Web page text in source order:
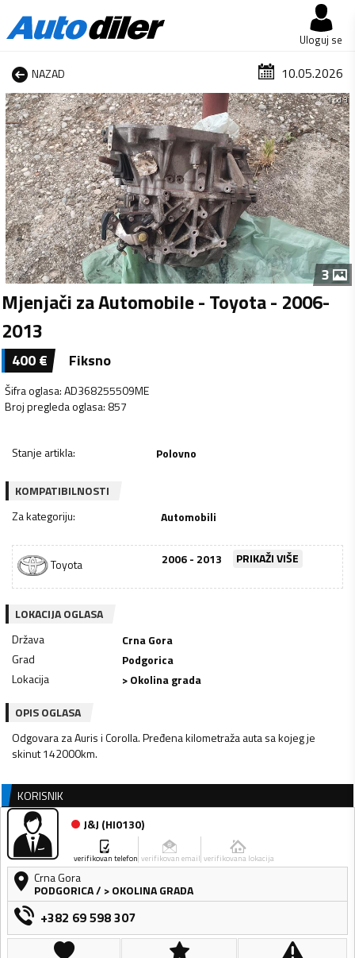
Uloguj se
NAZAD 10.05.2026
1 od 3
3
Mjenjači za Automobile - Toyota - 2006-
2013
400€ Fiksno
Šifra oglasa:AD368255509ME
Broj pregleda oglasa: 857
Stanje artikla: Polovno
KOMPATIBILNOSTI
Za kategoriju: Automobili
Toyota 2006 - 2013 PRIKAŽI VIŠE
LOKACIJA OGLASA
Država
Crna Gora
Grad
Podgorica
Lokacija
> Okolina grada
OPIS OGLASA
Odgovara za Auris i Corolla. Pređena kilometraža auta sa kojeg je
skinut 142000km.
KORISNIK
J&J (HI0130)
verifikovan telefon verifikovan email verifikovana lokacija
Crna Gora
PODGORICA/ > OKOLINA GRADA
+382 69 598 307